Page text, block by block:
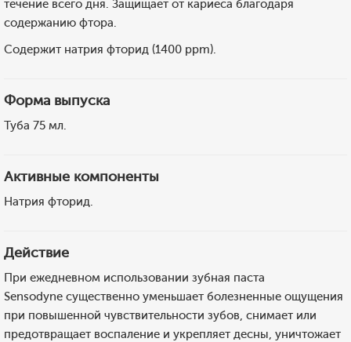
течение всего дня. Защищает от кариеса благодаря
содержанию фтора.
Содержит натрия фторид (1400 ррm).
Форма выпуска
Туба 75 мл.
Активные компоненты
Натрия фторид.
Действие
При ежедневном использовании зубная паста
Sensodyne существенно уменьшает болезненные ощущения
при повышенной чувствительности зубов, снимает или
предотвращает воспаление и укрепляет десны, уничтожает